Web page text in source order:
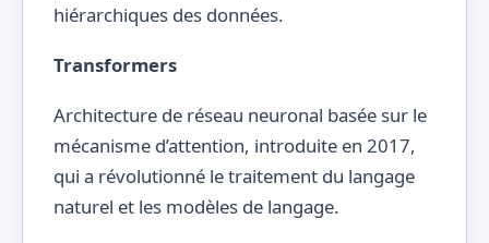
hiérarchiques des données.
Transformers
Architecture de réseau neuronal basée sur le
mécanisme d’attention, introduite en 2017,
qui a révolutionné le traitement du langage
naturel et les modèles de langage.